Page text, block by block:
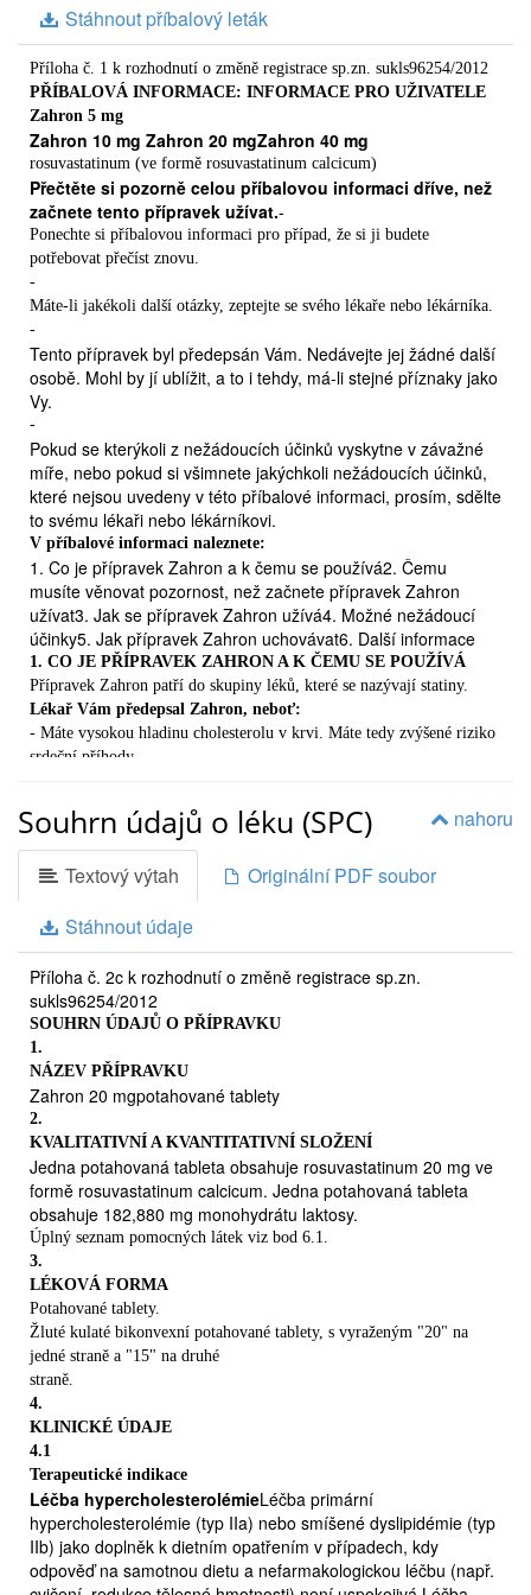
Stáhnout příbalový leták
Příloha č. 1 k rozhodnutí o změně registrace sp.zn. sukls96254/2012
PŘÍBALOVÁ INFORMACE: INFORMACE PRO UŽIVATELE
Zahron 5 mg
Zahron 10 mg Zahron 20 mgZahron 40 mg
rosuvastatinum (ve formě rosuvastatinum calcicum)
Přečtěte si pozorně celou příbalovou informaci dříve, než
začnete tento přípravek užívat.-
Ponechte si příbalovou informaci pro případ, že si ji budete
potřebovat přečíst znovu.
-
Máte-li jakékoli další otázky, zeptejte se svého lékaře nebo lékárníka.
-
Tento přípravek byl předepsán Vám. Nedávejte jej žádné další
osobě. Mohl by jí ublížit, a to i tehdy, má-li stejné příznaky jako
Vy.
-
Pokud se kterýkoli z nežádoucích účinků vyskytne v závažné
míře, nebo pokud si všimnete jakýchkoli nežádoucích účinků,
které nejsou uvedeny v této příbalové informaci, prosím, sdělte
to svému lékaři nebo lékárníkovi.
V příbalové informaci naleznete:
1. Co je přípravek Zahron a k čemu se používá2. Čemu
musíte věnovat pozornost, než začnete přípravek Zahron
užívat3. Jak se přípravek Zahron užívá4. Možné nežádoucí
účinky5. Jak přípravek Zahron uchovávat6. Další informace
1. CO JE PŘÍPRAVEK ZAHRON A K ČEMU SE POUŽÍVÁ
Přípravek Zahron patří do skupiny léků, které se nazývají statiny.
Lékař Vám předepsal Zahron, neboť:
- Máte vysokou hladinu cholesterolu v krvi. Máte tedy zvýšené riziko
srdeční příhody
Lékař Vám předepsal k užívání statin, neboť změna dietních
návyků a zvýšená fyzická aktivita nevedly k normalizaci hladiny
cholesterolu v krvi. V nastavené dietě a fyzické aktivitě budete
pokračovat i v průběhu léčby přípravkem Zahron.
- Máte jiné přidružené ukazatele, které zvyšují riziko srdeční
příhody, mozkové mrtvice apodobných zdravotních komplikací.
Srdeční příhody, mozková mrtvice a jiné podobné zdravotní
komplikace mohou být způsobeny onemocněním, které se
označuje jako ateroskleróza. Ateroskleróza vzniká na podkladě
ukládání tukových částic ve Vašich cévách.
Proč je důležité užívat Zahron
ovlivnění hladiny látek tukového charakteru v krvi,
přičemž nejčastějise jedná o cholesterol.
V krvi se vyskytují různé typy cholesterolu, tzv. „špatný“
chlesterol (LDL-C) a „dobrý“cholesterol (HDL-C).-
Zahron snižuje hladinu „špatného“ cholesterolu a
zvyšuje hladinu „dobrého“cholesterolu.- Zahron
účinkuje tak, že blokuje tvorbu „špatného“ cholesterolu v
organismu azlepšuje schopnost odstraňovat tento
cholesterol z krve.
U většiny lidí vysoká hladina cholesterolu nemá vliv na
to, jak pociťují svůj zdravotní stav,neboť se neprojevuje
žádnými příznaky (tito lidé se cítí zdrávi). Pokud se však
tento stavponechá bez léčby, tukové částice se začnou
ukládat do stěny cév a postupně způsobí
jejichzúžení.Někdy se může stát, že se zúžená céva
ucpe a tím nemůže zásobovat krví srdce nebo mozek,
což se projeví srdeční příhodou nebo mozkovou mrtvicí.
Snížením hladiny cholesterolu v krvi se snižuje riziko
srdečních příhod, mozkové mrtvice a jiných podobných
zdravotních komplikací.
nahoru
Souhrn údajů o léku (SPC)
Textový výtah
Originální PDF soubor
Stáhnout údaje
Příloha č. 2c k rozhodnutí o změně registrace sp.zn.
sukls96254/2012
SOUHRN ÚDAJŮ O PŘÍPRAVKU
1.
NÁZEV PŘÍPRAVKU
Zahron 20 mgpotahované tablety
2.
KVALITATIVNÍ A KVANTITATIVNÍ SLOŽENÍ
Jedna potahovaná tableta obsahuje rosuvastatinum 20 mg ve
formě rosuvastatinum calcicum. Jedna potahovaná tableta
obsahuje 182,880 mg monohydrátu laktosy.
Úplný seznam pomocných látek viz bod 6.1.
3.
LÉKOVÁ FORMA
Potahované tablety.
Žluté kulaté bikonvexní potahované tablety, s vyraženým "20" na
jedné straně a "15" na druhé
straně.
4.
KLINICKÉ ÚDAJE
4.1
Terapeutické indikace
Léčba hypercholesterolémieLéčba primární
hypercholesterolémie (typ IIa) nebo smíšené dyslipidémie (typ
IIb) jako doplněk k dietním opatřením v případech, kdy
odpověď na samotnou dietu a nefarmakologickou léčbu (např.